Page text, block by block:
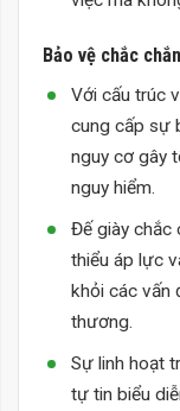
Bảo vệ chắc
Với cấu trúc
cung cấp sự
nguy cơ gây
nguy hiểm.
Đế giày chắc
thiểu áp lực
khỏi các vấn
thương.
Sự linh hoạt
tự tin biểu